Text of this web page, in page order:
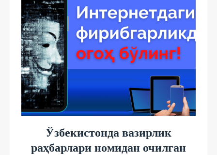
Ўзбекистонда вазирлик
раҳбарлари номидан очилган